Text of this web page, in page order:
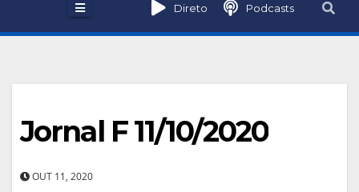
Direto Podcasts
Jornal F 11/10/2020
OUT 11, 2020